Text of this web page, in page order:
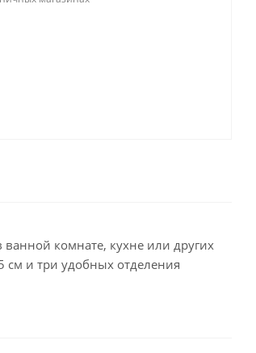
комнате, кухне или других
см и три удобных отделения